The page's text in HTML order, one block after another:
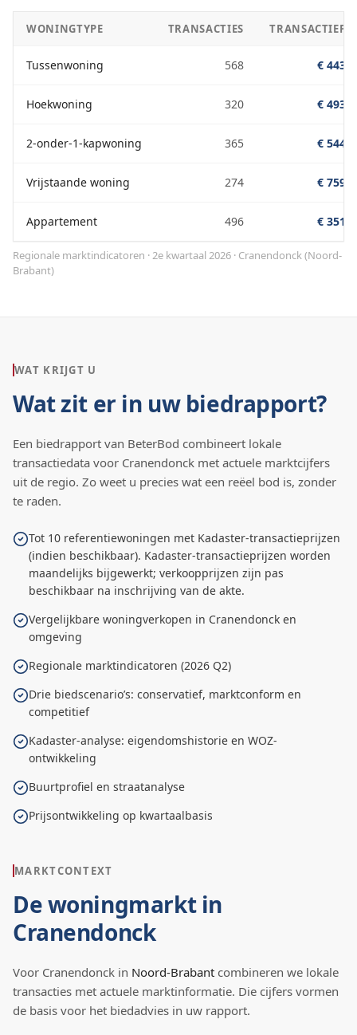
WONINGTYPE TRANSACTIES
Tussenwoning 568 €
Hoekwoning 320 €
2-onder-1-kapwoning 365 €
Vrijstaande woning 274 €
Appartement 496 €
Regionale marktindicatoren · 2e kwartaal 2026 · Cranendonck(Noord-
Brabant)
WAT KRIJGT U
Wat zit er in uw biedrapport?
Een biedrapport van BeterBod combineert lokale
transactiedata voor Cranendonck met actuele marktcijfers
uit de regio. Zo weet u precies wat een reëel bod is, zonder
te raden.
Tot 10 referentiewoningen met Kadaster-transactieprijzen
(indien beschikbaar). Kadaster-transactieprijzen worden
maandelijks bijgewerkt; verkoopprijzen zijn pas
beschikbaar na inschrijving van de akte.
Vergelijkbare woningverkopen in Cranendonck en
omgeving
Regionale marktindicatoren (2026 Q2)
Drie biedscenario’s: conservatief, marktconform en
competitief
Kadaster-analyse: eigendomshistorie en WOZ-
ontwikkeling
Buurtprofiel en straatanalyse
Prijsontwikkeling op kwartaalbasis
MARKTCONTEXT
De woningmarkt in
Cranendonck
Voor Cranendonck in Noord-Brabant combineren we lokale
transacties met actuele marktinformatie. Die cijfers vormen
de basis voor het biedadvies in uw rapport.